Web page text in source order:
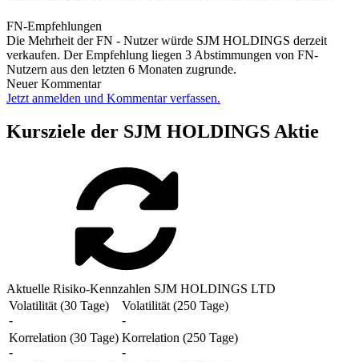
FN-Empfehlungen
Die Mehrheit der FN - Nutzer würde SJM HOLDINGS derzeit
verkaufen. Der Empfehlung liegen 3 Abstimmungen von FN-
Nutzern aus den letzten 6 Monaten zugrunde.
Neuer Kommentar
Jetzt anmelden und Kommentar verfassen.
Kursziele der SJM HOLDINGS Aktie
Aktuelle Risiko-Kennzahlen SJM HOLDINGS LTD
Volatilität (30 Tage)
-
Volatilität (250 Tage)
-
Korrelation (30 Tage)
-
Korrelation (250 Tage)
-